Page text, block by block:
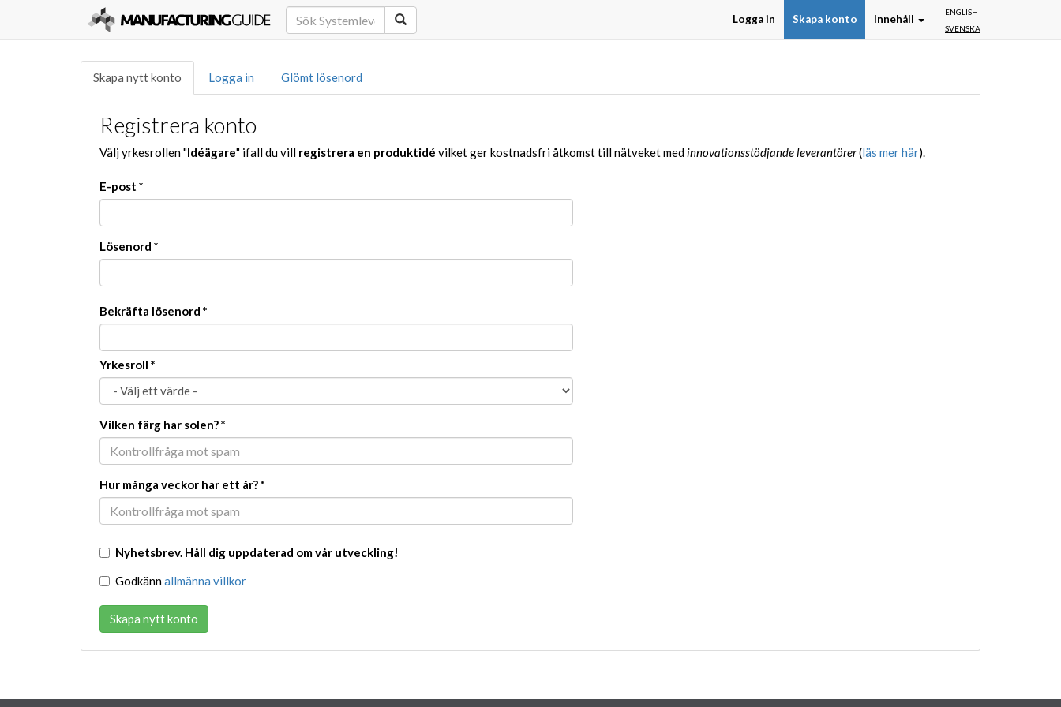
ENGLISH
SVENSKA
Logga in Skapa konto Innehåll
Skapa nytt konto Logga in Glömt lösenord
Registrera konto
Välj yrkesrollen "Idéägare" ifall du vill registrera en produktidé vilket ger kostnadsfri åtkomst till nätveket medinnovationsstödjande leverantörer(läs mer här).
E-post *
Lösenord *
Bekräfta lösenord *
Yrkesroll *
Vilken färg har solen?*
Hur många veckor har ett år?*
Nyhetsbrev. Håll dig uppdaterad om vår utveckling!
Godkännallmänna villkor
Skapa nytt konto